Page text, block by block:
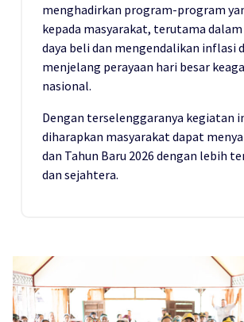
menghadirkan program-program
kepada masyarakat, terutama
daya beli dan mengendalikan inflasi
menjelang perayaan hari besar
nasional.
Dengan terselenggaranya kegiatan
diharapkan masyarakat dapat
dan Tahun Baru 2026 dengan lebih
dan sejahtera.